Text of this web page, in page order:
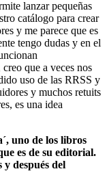
lanzar pequeñas
catálogo para crear
y me parece que es
tengo dudas y en el
que a veces nos
uso de las RRSS y
y muchos retuits
es una idea
uno de los libros
es de su editorial.
y después del